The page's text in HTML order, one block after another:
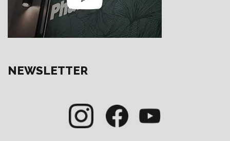
- l-leucyna
- l-fenyloalanina
- l-izoleucyna
- l-metionina
NEWSLETTER